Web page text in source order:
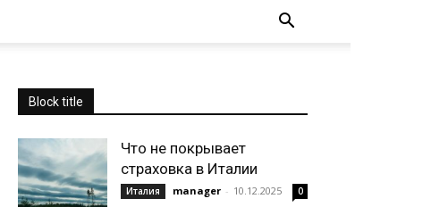
Block title
Что не покрывает
страховка в Италии
Италия manager - 10.12.2025 0